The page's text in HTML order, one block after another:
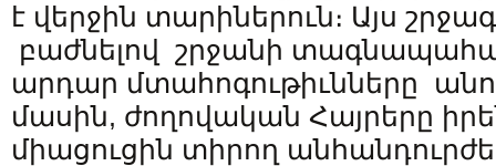
է վերջին տարիներուն։ Այս
բաժնելով շրջանի
արդար մտահոգութիւնները
մասին, ժողովական Հայրերը
միացուցին տիրող